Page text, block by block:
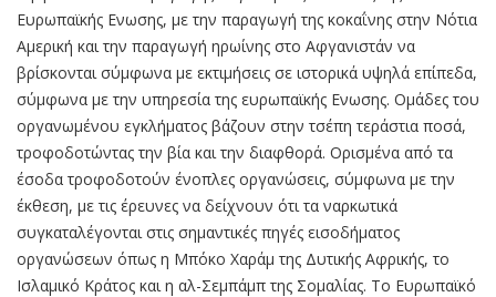
Ευρωπαϊκής Ενωσης, με την παραγωγή της κοκαΐνης στην Νότια
Αμερική και την παραγωγή ηρωίνης στο Αφγανιστάν να
βρίσκονται σύμφωνα με εκτιμήσεις σε ιστορικά υψηλά επίπεδα,
σύμφωνα με την υπηρεσία της ευρωπαϊκής Ενωσης. Ομάδες του
οργανωμένου εγκλήματος βάζουν στην τσέπη τεράστια ποσά,
τροφοδοτώντας την βία και την διαφθορά. Ορισμένα από τα
έσοδα τροφοδοτούν ένοπλες οργανώσεις, σύμφωνα με την
έκθεση, με τις έρευνες να δείχνουν ότι τα ναρκωτικά
συγκαταλέγονται στις σημαντικές πηγές εισοδήματος
οργανώσεων όπως η Μπόκο Χαράμ της Δυτικής Αφρικής, το
Ισλαμικό Κράτος και η αλ-Σεμπάμπ της Σομαλίας. Το Ευρωπαϊκό